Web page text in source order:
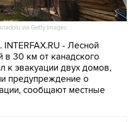
via Getty Images
INTERFAX.RU - Лесной
30 км от канадского
к эвакуации двух домов,
предупреждение о
сообщают местные